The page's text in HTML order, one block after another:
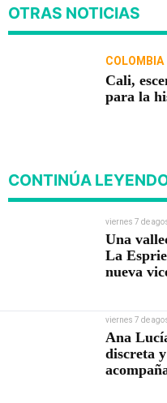
OTRAS NOTICIAS
COLOMBIA
Cali,
para la
CONTINÚA
viernes 7 de
Una
La
nueva
viernes 7 de
Ana
discreta